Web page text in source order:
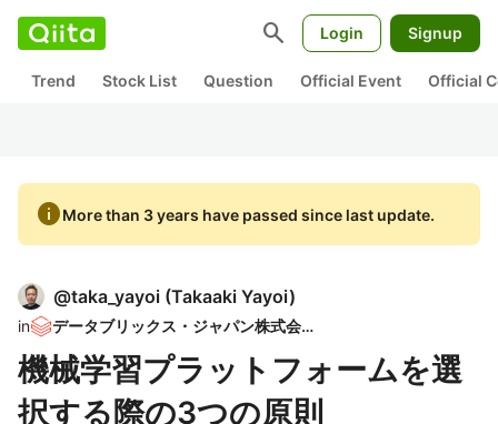
search Login Signup
Trend Stock List Question Official Event Official
infoMore than 3 years have passed since last update.
@taka_yayoi (Takaaki Yayoi)
in データブリックス・ジャパン株式会社
機械学習プラットフォームを選
択する際の3つの原則